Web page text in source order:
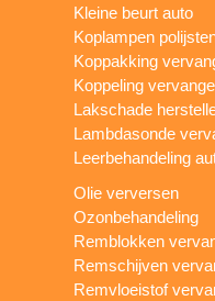
Kleine beurt auto
Koplampen
Koppakking
Koppeling
Lakschade
Lambdasonde
Leerbehandeling
Olie verversen
Ozonbehandeling
Remblokken
Remschijven
Remvloeistof